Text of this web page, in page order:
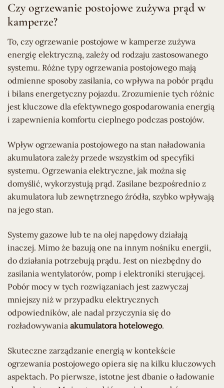
Czy ogrzewanie postojowe zużywa prąd w
kamperze?
To, czy ogrzewanie postojowe w kamperze zużywa
energię elektryczną, zależy od rodzaju zastosowanego
systemu. Różne typy ogrzewania postojowego mają
odmienne sposoby zasilania, co wpływa na pobór prądu
i bilans energetyczny pojazdu. Zrozumienie tych różnic
jest kluczowe dla efektywnego gospodarowania energią
i zapewnienia komfortu cieplnego podczas postojów.
Wpływ ogrzewania postojowego na stan naładowania
akumulatora zależy przede wszystkim od specyfiki
systemu. Ogrzewania elektryczne, jak można się
domyślić, wykorzystują prąd. Zasilane bezpośrednio z
akumulatora lub zewnętrznego źródła, szybko wpływają
na jego stan.
Systemy gazowe lub te na olej napędowy działają
inaczej. Mimo że bazują one na innym nośniku energii,
do działania potrzebują prądu. Jest on niezbędny do
zasilania wentylatorów, pomp i elektroniki sterującej.
Pobór mocy w tych rozwiązaniach jest zazwyczaj
mniejszy niż w przypadku elektrycznych
odpowiedników, ale nadal przyczynia się do
rozładowywania akumulatora hotelowego.
Skuteczne zarządzanie energią w kontekście
ogrzewania postojowego opiera się na kilku kluczowych
aspektach. Po pierwsze, istotne jest dbanie o ładowanie